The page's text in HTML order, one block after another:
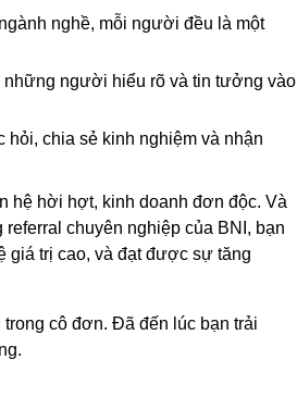
nghề, mỗi người đều là một
người hiểu rõ và tin tưởng vào
hỏi, chia sẻ kinh nghiệm và nhận
hệ hời hợt, kinh doanh đơn độc. Và
chuyên nghiệp của BNI, bạn
giá trị cao, và đạt được sự tăng
cô đơn. Đã đến lúc bạn trải